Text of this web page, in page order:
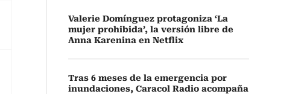
Valerie Domínguez protagoniza ‘La
mujer prohibida’, la versión libre de
Anna Karenina en Netflix
Tras 6 meses de la emergencia por
inundaciones, Caracol Radio acompaña